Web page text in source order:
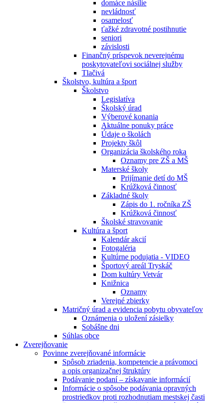
domáce násilie
nevládnosť
osamelosť
ťažké zdravotné postihnutie
seniori
závislosti
Finančný príspevok neverejnému
poskytovateľovi sociálnej služby
Tlačivá
Školstvo, kultúra a šport
Školstvo
Legislatíva
Školský úrad
Výberové konania
Aktuálne ponuky práce
Údaje o školách
Projekty škôl
Organizácia školského roka
Oznamy pre ZŠ a MŠ
Materské školy
Prijímanie detí do MŠ
Krúžková činnosť
Základné školy
Zápis do 1. ročníka ZŠ
Krúžková činnosť
Školské stravovanie
Kultúra a šport
Kalendár akcií
Fotogaléria
Kultúrne podujatia - VIDEO
Športový areál Tryskáč
Dom kultúry Vetvár
Knižnica
Oznamy
Verejné zbierky
Matričný úrad a evidencia pobytu obyvateľov
Oznámenia o uložení zásielky
Sobášne dni
Súhlas obce
Zverejňovanie
Povinne zverejňované informácie
Spôsob zriadenia, kompetencie a právomoci
a opis organizačnej štruktúry
Podávanie podaní – získavanie informácií
Informácie o spôsobe podávania opravných
prostriedkov proti rozhodnutiam mestskej časti